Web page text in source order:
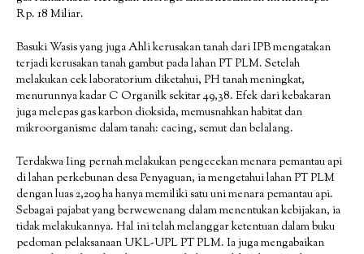
Rp. 18 Miliar.
Basuki Wasis yang juga Ahli kerusakan tanah dari IPB mengatakan
terjadi kerusakan tanah gambut pada lahan PT PLM. Setelah
melakukan cek laboratorium diketahui, PH tanah meningkat,
menurunnya kadar C Organilk sekitar 49,38. Efek dari kebakaran
juga melepas gas karbon dioksida, memusnahkan habitat dan
mikroorganisme dalam tanah: cacing, semut dan belalang.
Terdakwa Iing pernah melakukan pengecekan menara pemantau api
di lahan perkebunan desa Penyaguan, ia mengetahui lahan PT PLM
dengan luas 2,209 ha hanya memiliki satu uni menara pemantau api.
Sebagai pajabat yang berwewenang dalam menentukan kebijakan, ia
tidak melakukannya. Hal ini telah melanggar ketentuan dalam buku
pedoman pelaksanaan UKL-UPL PT PLM. Ia juga mengabaikan